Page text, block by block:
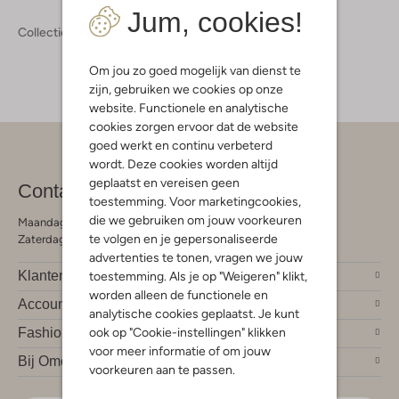
Jum, cookies!
Om jou zo goed mogelijk van dienst te
zijn, gebruiken we cookies op onze
website. Functionele en analytische
cookies zorgen ervoor dat de website
goed werkt en continu verbeterd
wordt. Deze cookies worden altijd
geplaatst en vereisen geen
toestemming. Voor marketingcookies,
die we gebruiken om jouw voorkeuren
te volgen en je gepersonaliseerde
advertenties te tonen, vragen we jouw
toestemming. Als je op "Weigeren" klikt,
worden alleen de functionele en
analytische cookies geplaatst. Je kunt
ook op "Cookie-instellingen" klikken
voor meer informatie of om jouw
voorkeuren aan te passen.
Collectie Accessoires Etuis
Contact
Maandag - Vrijdag 09:00 - 19:00 uur
Zaterdag 09:00 - 17:00 uur
Klantendienst
Account
Fashion trends
Bij Omoda